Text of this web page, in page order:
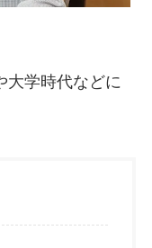
大学時代などに